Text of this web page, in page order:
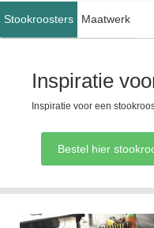
Stookroosters Maatwerk
Inspiratie
Inspiratie voor een
Bestel hier